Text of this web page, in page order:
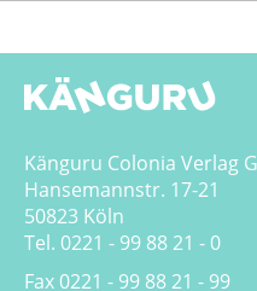
Känguru Colonia Verlag
Hansemannstr. 17-21
50823 Köln
Tel. 0221 - 99 88 21 - 0
Fax 0221 - 99 88 21 - 99